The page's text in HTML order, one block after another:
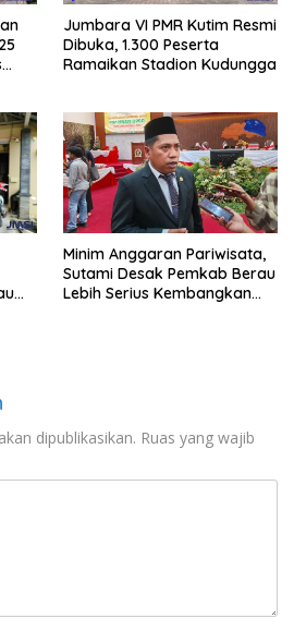
Jumbara VI PMR Kutim Resmi
Dibuka, 1.300 Peserta
Ramaikan Stadion Kudungga
Minim Anggaran Pariwisata,
Sutami Desak Pemkab Berau
Lebih Serius Kembangkan
dipublikasikan. Ruas yang wajib